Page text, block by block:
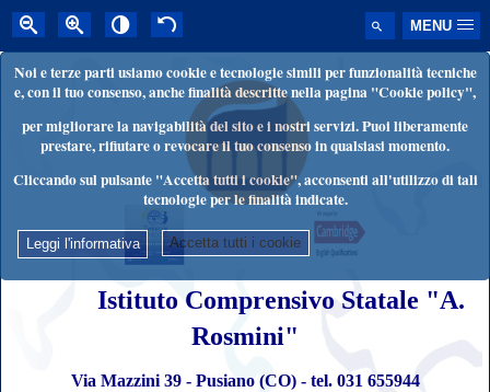
MENU
Noi e terze parti usiamo cookie e tecnologie simili per funzionalità tecniche
e, con il tuo consenso, anche finalità descritte nella pagina "Cookie policy",
per migliorare la navigabilità del sito e i nostri servizi. Puoi liberamente
prestare, rifiutare o revocare il tuo consenso in qualsiasi momento.
Cliccando sul pulsante "Accetta tutti i cookie", acconsenti all'utilizzo di tali
tecnologie per le finalità indicate.
Leggi l'informativa Accetta tutti i cookie
Istituto Comprensivo Statale "A.
Rosmini"
Via Mazzini 39 - Pusiano (CO) - tel. 031 655944